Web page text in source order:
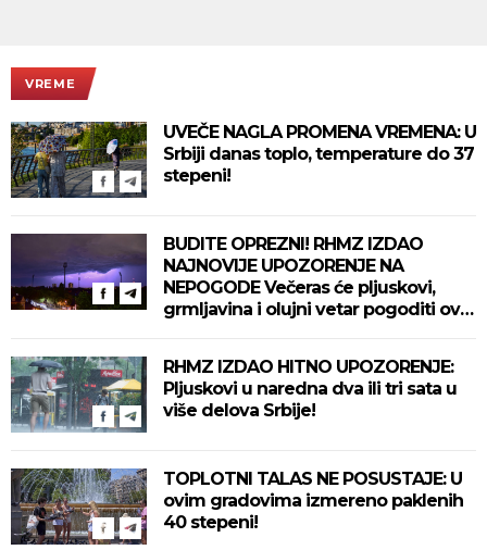
VREME
UVEČE NAGLA PROMENA VREMENA: U
Srbiji danas toplo, temperature do 37
stepeni!
BUDITE OPREZNI! RHMZ IZDAO
NAJNOVIJE UPOZORENJE NA
NEPOGODE Večeras će pljuskovi,
grmljavina i olujni vetar pogoditi ove
RHMZ IZDAO HITNO UPOZORENJE:
Pljuskovi u naredna dva ili tri sata u
više delova Srbije!
TOPLOTNI TALAS NE POSUSTAJE: U
ovim gradovima izmereno paklenih
40 stepeni!